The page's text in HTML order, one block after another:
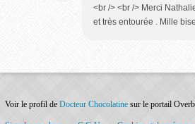
<br /> <br /> Merci
et très entourée . Mille
Voir le profil de Docteur Chocolatine sur le portail